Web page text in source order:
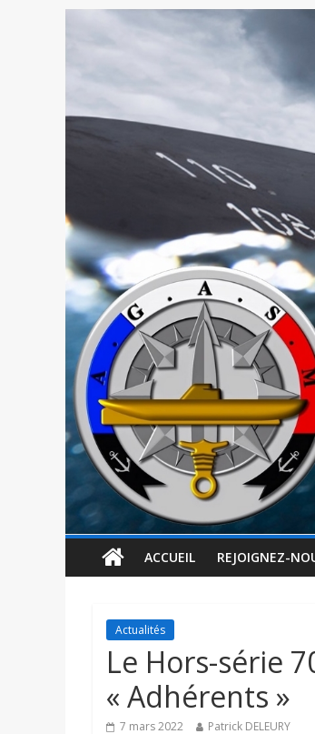
ACCUEIL REJOIGNEZ-
Actualités
Le Hors-série
« Adhérents »
7 mars 2022 Patrick DELEURY